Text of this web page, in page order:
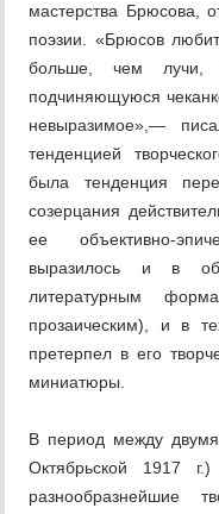
мастерства Брюсова,
поэзии. «Брюсов
больше, чем
подчиняющуюся
невыразимое»,—
тенденцией
была тенденция
созерцания
ее объективно-
выразилось и в
литературным
прозаическим), и в
претерпел в его
миниатюры.
В период между
Октябрьской 1917
разнообразнейшие